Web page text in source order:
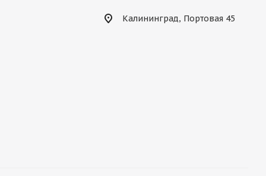
Калининград, Портовая 45